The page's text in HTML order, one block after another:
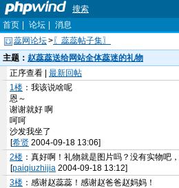
搜索
首页
论坛
消息
蕊网论坛> 〖蕊蕊帖子集〗
主题： 赵蕊蕊送给网站全体蕊迷的礼物
正序查看 | 最新回帖
1楼 ：我该说啥呢
恩～
谢谢就好 啊
呵呵
沙发我坐了
[希贤 2004-09-18 13:06]
2楼 ：真好啊！礼物就是图片吗？没有实物吧
[paiqiuzhijia 2004-09-18 13:12]
3楼 ：感谢赵蕊蕊！感谢赵爸爸赵妈妈！